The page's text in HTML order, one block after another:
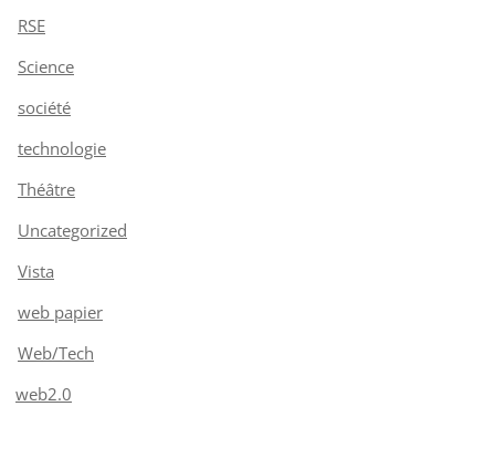
RSE
Science
société
technologie
Théâtre
Uncategorized
Vista
web papier
Web/Tech
web2.0